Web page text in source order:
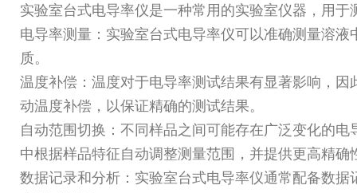
实验室台式电导率仪是一种常用的实验室仪器，用
电导率测量：实验室台式电导率仪可以准确测量溶
质。
温度补偿：温度对于电导率测试结果有显著影响，
动温度补偿，以保证精确的测试结果。
自动范围切换：不同样品之间可能存在广泛变化的
中根据样品特征自动调整测量范围，并提供更高精
数据记录和分析：实验室台式电导率仪通常配备数